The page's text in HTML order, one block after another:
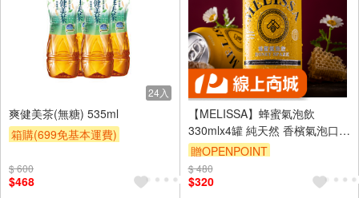
24入
爽健美茶(無糖) 535ml
箱購(699免基本運費)
贈OPENPOINT
贈$200
$ 600
$468
【MELISSA】蜂蜜氣泡飲
330mlx4罐 純天然 香檳氣泡口感
嚴選特級蜂蜜 百花蜜 荔枝蜜 龍
眼蜜
贈OPENPOINT
訂單滿3000享88折
$ 480
$320